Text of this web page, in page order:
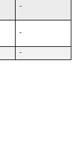
-
-
-